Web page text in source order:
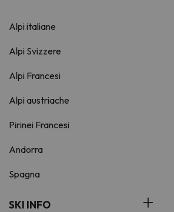
Alpi italiane
Alpi Svizzere
Alpi Francesi
Alpi austriache
Pirinei Francesi
Andorra
Spagna
SKI INFO